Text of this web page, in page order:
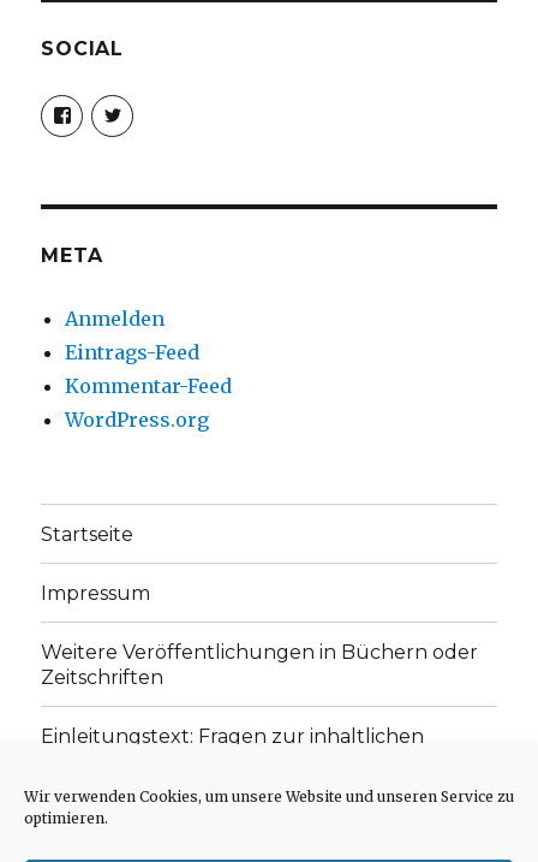
Wir verwenden Cookies, um unsere Website und unseren Service zu
optimieren.
SOCIAL
Profil
von
christoph.fleischer1
anzeigen
Profil
von
anzeigen
META
Anmelden
Eintrags-Feed
Kommentar-Feed
WordPress.org
Startseite
Impressum
Weitere Veröffentlichungen in Büchern oder
Zeitschriften
Einleitungstext: Fragen zur inhaltlichen
„schwachen Glaubens“